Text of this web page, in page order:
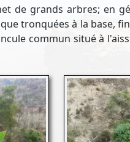
de grands arbres; en
tronquées à la base,
commun situé à